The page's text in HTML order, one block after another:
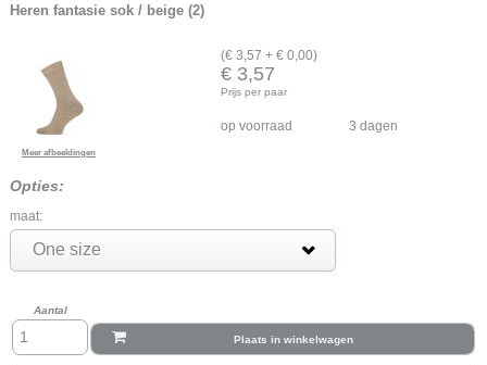
Heren fantasie sok / beige (2)
Meer afbeeldingen
(€ 3,57 + € 0,00)
€ 3,57
Prijs per paar
op voorraad 3 dagen
Opties:
maat:
One size
Aantal
Plaats in winkelwagen